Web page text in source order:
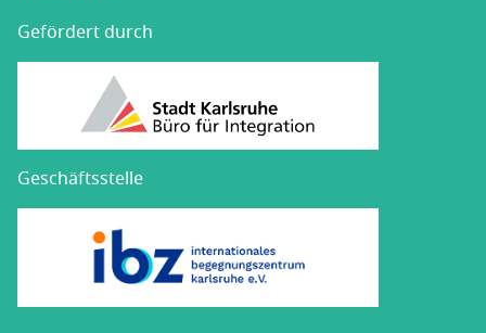
Gefördert durch
Geschäftsstelle